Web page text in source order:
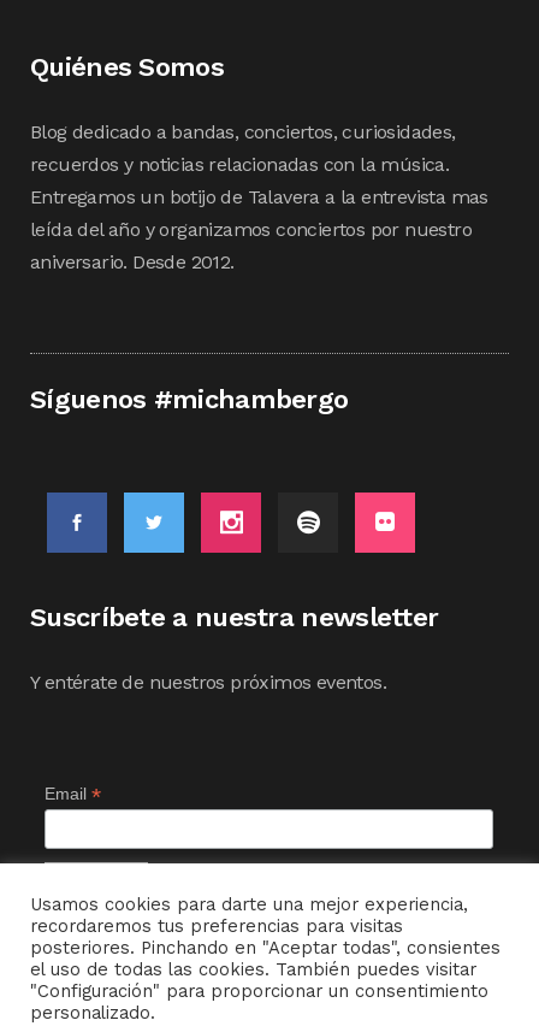
Quiénes Somos
Blog dedicado a bandas, conciertos, curiosidades,
recuerdos y noticias relacionadas con la música.
Entregamos un botijo de Talavera a la entrevista mas
leída del año y organizamos conciertos por nuestro
aniversario. Desde 2012.
Síguenos #michambergo
Suscríbete a nuestra newsletter
Y entérate de nuestros próximos eventos.
Email *
Usamos cookies para darte una mejor experiencia,
recordaremos tus preferencias para visitas
posteriores. Pinchando en "Aceptar todas", consientes
el uso de todas las cookies. También puedes visitar
"Configuración" para proporcionar un consentimiento
personalizado.